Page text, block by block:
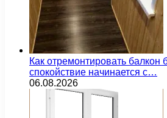
Как отремонтировать балкон
спокойствие начинается с…
06.08.2026